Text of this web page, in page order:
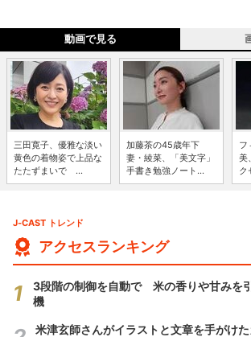
動画で見る
三田寛子、優雅な淡い
黄色の着物姿で上品な
たたずまいで ...
加藤茶の45歳年下
妻・綾菜、「美文字」
手書き勉強ノート...
フ
美
ク
J-CAST トレンド
アクセスランキング
3段階の制御を自動で 米の香りや甘みを
機
米津玄師さんがイラストと文章を手がけ